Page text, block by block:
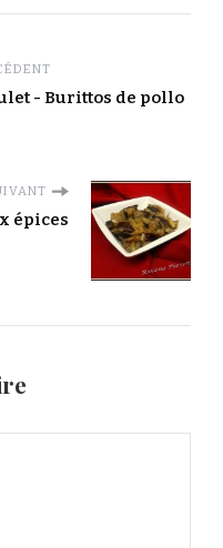
- Burittos de pollo
épices